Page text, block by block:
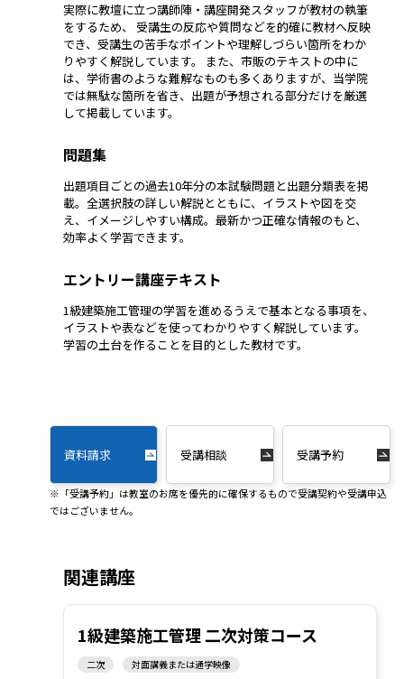
実際に教壇に立つ講師陣・講座開発スタッフが教材の執筆
をするため、 受講生の反応や質問などを的確に教材へ反映
でき、受講生の苦手なポイントや理解しづらい箇所をわか
りやすく解説しています。 また、市販のテキストの中に
は、学術書のような難解なものも多くありますが、当学院
では無駄な箇所を省き、出題が予想される部分だけを厳選
して掲載しています。
問題集
出題項目ごとの過去10年分の本試験問題と出題分類表を掲
載。全選択肢の詳しい解説とともに、イラストや図を交
え、イメージしやすい構成。最新かつ正確な情報のもと、
効率よく学習できます。
エントリー講座テキスト
1級建築施工管理の学習を進めるうえで基本となる事項を、
イラストや表などを使ってわかりやすく解説しています。
学習の土台を作ることを目的とした教材です。
資料請求 受講相談 受講予約
※「受講予約」は教室のお席を優先的に確保するもので受講契約や受講申込
ではございません。
関連講座
1級建築施工管理 二次対策コース
二次 対面講義または通学映像